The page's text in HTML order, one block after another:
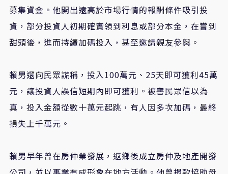
募集資金。他開出遠高於市場行情的報酬條件吸引投
資，部分投資人初期確實領到利息或部分本金，在嘗到
甜頭後，進而持續加碼投入，甚至邀請親友參與。
賴男還向民眾謊稱，投入100萬元、25天即可獲利45萬
元，讓投資人誤信短期內即可獲利。被害民眾信以為
真，投入金額從數十萬元起跳，有人因多次加碼，最終
損失上千萬元。
賴男早年曾在房仲業發展，返鄉後成立房仲及地產開發